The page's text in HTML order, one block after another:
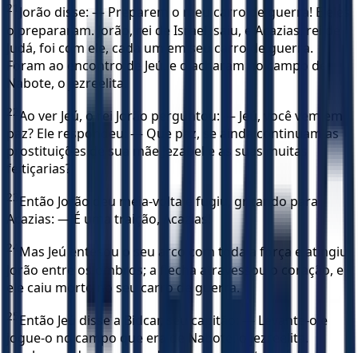
21
Jorão disse: — Preparem o meu carro de guerra! E eles
o prepararam. Jorão, rei de Israel, saiu, e Acazias, rei de
Judá, foi com ele, cada um em seu carro de guerra.
Foram ao encontro de Jeú, e o acharam no campo de
Nabote, o jezreelita.
22 Ao ver Jeú, o rei Jorão perguntou: — Jeú, você vem em
paz? Ele respondeu: — Que paz, se ainda continuam as
prostituições de sua mãe Jezabel e as suas muitas
feitiçarias?
23 Então Jorão deu meia-volta e fugiu, gritando para
Acazias: — É uma traição, Acazias!
24 Mas Jeú entesou o seu arco com toda a força e atingiu
Jorão entre os ombros; a flecha atravessou o coração, e
ele caiu morto no seu carro de guerra.
25 Então Jeú disse a Bidcar, seu capitão: — Levante-o e
jogue-o no campo que era de Nabote, o jezreelita.